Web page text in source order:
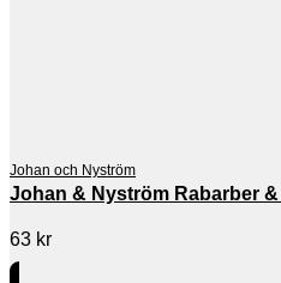
Johan och Nyström
Johan & Nyström Rabarber
63 kr